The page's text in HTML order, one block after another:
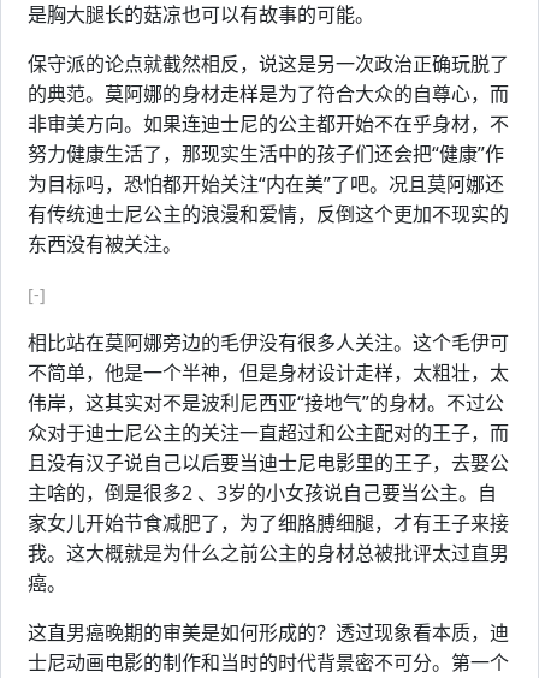
是胸大腿长的菇凉也可以有故事的可能。
保守派的论点就截然相反，说这是另一次政治正确玩脱了
的典范。莫阿娜的身材走样是为了符合大众的自尊心，而
非审美方向。如果连迪士尼的公主都开始不在乎身材，不
努力健康生活了，那现实生活中的孩子们还会把“健康”作
为目标吗，恐怕都开始关注“内在美”了吧。况且莫阿娜还
有传统迪士尼公主的浪漫和爱情，反倒这个更加不现实的
东西没有被关注。
[-]
相比站在莫阿娜旁边的毛伊没有很多人关注。这个毛伊可
不简单，他是一个半神，但是身材设计走样，太粗壮，太
伟岸，这其实对不是波利尼西亚“接地气”的身材。不过公
众对于迪士尼公主的关注一直超过和公主配对的王子，而
且没有汉子说自己以后要当迪士尼电影里的王子，去娶公
主啥的，倒是很多2 、3岁的小女孩说自己要当公主。自
家女儿开始节食减肥了，为了细胳膊细腿，才有王子来接
我。这大概就是为什么之前公主的身材总被批评太过直男
癌。
这直男癌晚期的审美是如何形成的？透过现象看本质，迪
士尼动画电影的制作和当时的时代背景密不可分。第一个